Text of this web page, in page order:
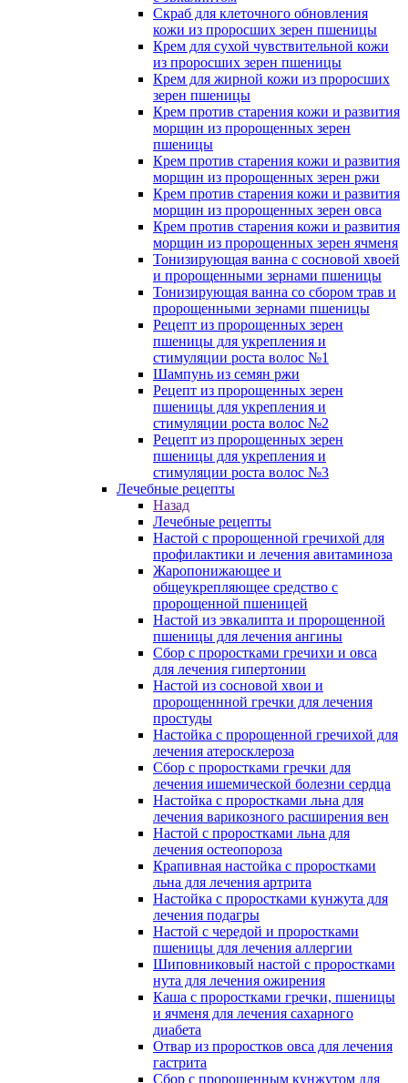
Скраб для клеточного обновления
кожи из проросших зерен пшеницы
Крем для сухой чувствительной кожи
из проросших зерен пшеницы
Крем для жирной кожи из проросших
зерен пшеницы
Крем против старения кожи и развития
морщин из пророщенных зерен
пшеницы
Крем против старения кожи и развития
морщин из пророщенных зерен ржи
Крем против старения кожи и развития
морщин из пророщенных зерен овса
Крем против старения кожи и развития
морщин из пророщенных зерен ячменя
Тонизирующая ванна с сосновой хвоей
и пророщенными зернами пшеницы
Тонизирующая ванна со сбором трав и
пророщенными зернами пшеницы
Рецепт из пророщенных зерен
пшеницы для укрепления и
стимуляции роста волос №1
Шампунь из семян ржи
Рецепт из пророщенных зерен
пшеницы для укрепления и
стимуляции роста волос №2
Рецепт из пророщенных зерен
пшеницы для укрепления и
стимуляции роста волос №3
Лечебные рецепты
Назад
Лечебные рецепты
Настой с пророщенной гречихой для
профилактики и лечения авитаминоза
Жаропонижающее и
общеукрепляющее средство с
пророщенной пшеницей
Настой из эвкалипта и пророщенной
пшеницы для лечения ангины
Сбор с проростками гречихи и овса
для лечения гипертонии
Настой из сосновой хвои и
пророщеннной гречки для лечения
простуды
Настойка с пророщенной гречихой для
лечения атеросклероза
Сбор с проростками гречки для
лечения ишемической болезни сердца
Настойка с проростками льна для
лечения варикозного расширения вен
Настой с проростками льна для
лечения остеопороза
Крапивная настойка с проростками
льна для лечения артрита
Настойка с проростками кунжута для
лечения подагры
Настой с чередой и проростками
пшеницы для лечения аллергии
Шиповниковый настой с проростками
нута для лечения ожирения
Каша с проростками гречки, пшеницы
и ячменя для лечения сахарного
диабета
Отвар из проростков овса для лечения
гастрита
Сбор с пророщенным кунжутом для